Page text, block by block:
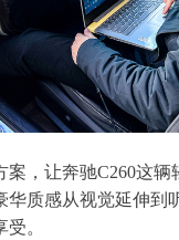
案，让奔驰C260这辆
华质感从视觉延伸到
。